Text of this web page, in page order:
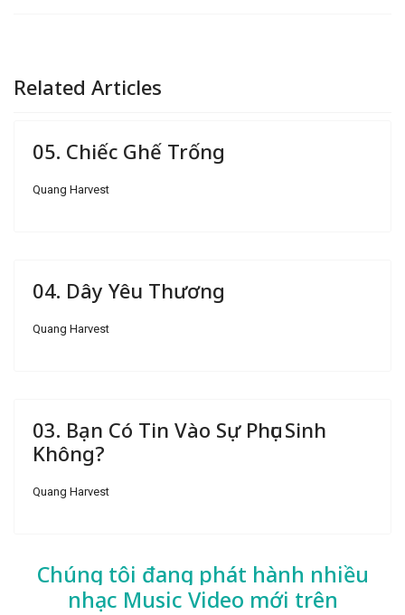
Related Articles
05. Chiếc Ghế Trống
Quang Harvest
04. Dây Yêu Thương
Quang Harvest
03. Bạn Có Tin Vào Sự Phục Sinh
Không?
Quang Harvest
Chúng tôi đang phát hành nhiều
nhạc Music Video mới trên